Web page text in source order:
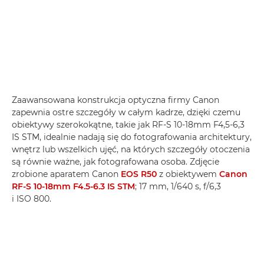
Zaawansowana konstrukcja optyczna firmy Canon
zapewnia ostre szczegóły w całym kadrze, dzięki czemu
obiektywy szerokokątne, takie jak RF-S 10-18mm F4,5-6,3
IS STM, idealnie nadają się do fotografowania architektury,
wnętrz lub wszelkich ujęć, na których szczegóły otoczenia
są równie ważne, jak fotografowana osoba. Zdjęcie
zrobione aparatem Canon EOS R50 z obiektywem Canon
RF-S 10-18mm F4.5-6.3 IS STM; 17 mm, 1/640 s, f/6,3
i ISO 800.